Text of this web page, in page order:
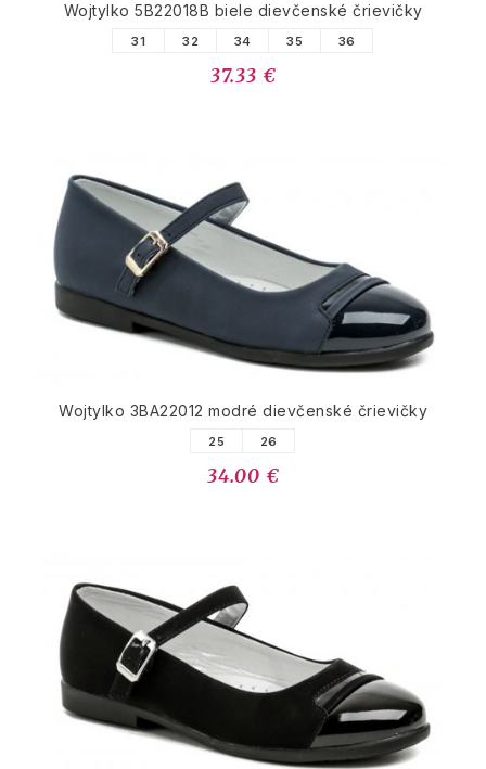
Wojtylko 5B22018B biele dievčenské črievičky
31 32 34 35 36
37.33 €
Wojtylko 3BA22012 modré dievčenské črievičky
25 26
34.00 €